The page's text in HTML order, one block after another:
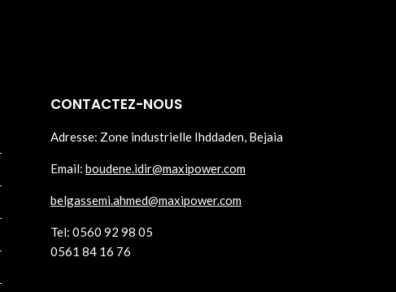
CONTACTEZ-NOUS
Adresse: Zone industrielle Ihddaden, Bejaia
Email: boudene.idir@maxipower.com
belgassemi.ahmed@maxipower.com
Tel: 0560 92 98 05
0561 84 16 76